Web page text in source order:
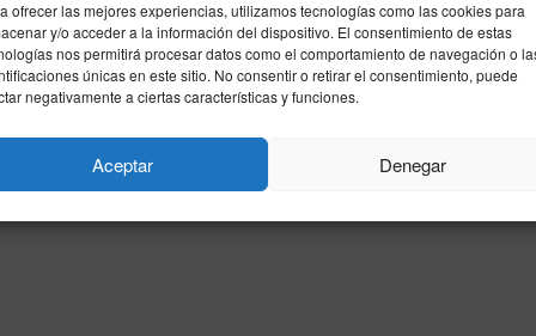
ofrecer las mejores experiencias, utilizamos tecnologías como las cookies para
y/o acceder a la información del dispositivo. El consentimiento de estas
nos permitirá procesar datos como el comportamiento de navegación o
únicas en este sitio. No consentir o retirar el consentimiento, puede
negativamente a ciertas características y funciones.
Aceptar Denegar
– Ucrania: horario y dónde ver en TV
clasificatorio para el Mundial 2027
Española busca retomar la senda de la victoria en el
Arcángel de Córdoba ante el combinado ...